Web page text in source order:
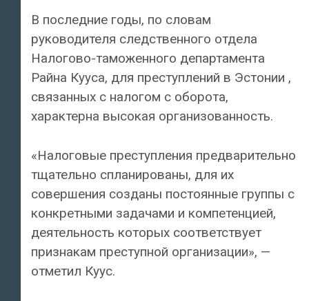
В последние годы, по словам
руководителя следственного отдела
Налогово-таможенного департамента
Райна Кууса, для преступлений в Эстонии ,
связанных с налогом с оборота,
характерна высокая организованность.
«Налоговые преступления предварительно
тщательно спланированы, для их
совершения созданы постоянные группы с
конкретными задачами и компетенцией,
деятельность которых соответствует
признакам преступной организации», —
отметил Куус.